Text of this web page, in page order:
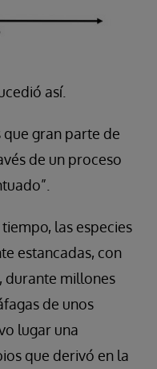
así.
gran parte de
de un proceso
las especies
estancadas, con
durante millones
de unos
lugar una
que derivó en la